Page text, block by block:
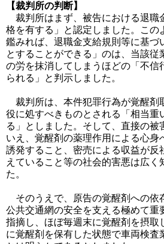
【裁判所の判断】
裁判所はまず、被告における退職
格を有する」と認定しました。この
鑑みれば、退職金支給規則等に基づ
とすることができる」のは、当該従
の労を抹消してしまうほどの「不信
られる」と判示しました。
裁判所は、本件犯罪行為が覚醒剤
役に処すべきものとされる「相当重
る」としました。そして、直接の被
いえ、覚醒剤の薬理作用による心身
誘発すること、密売による収益が反
えていること等の社会的害悪は広く
た。
そのうえで、原告の覚醒剤への依
公共交通網の安全を支える極めて重
指摘し、ほぼ毎週末に覚醒剤を摂取
に覚醒剤を保有した状態で車両検査